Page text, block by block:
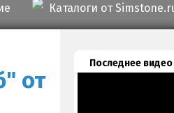
Каталоги от
от
Последнее видео